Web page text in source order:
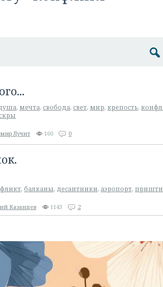
, мечта, свобода, свет, мир, крепость,
Лучит 160 0
, балканы, десантники, аэропорт,
Казанцев 1143 2